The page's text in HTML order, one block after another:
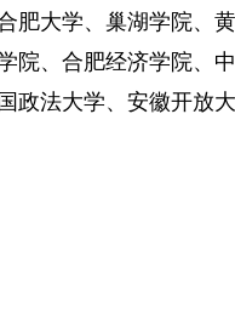
大学、巢湖学院、
院、合肥经济学院、
法大学、安徽开放